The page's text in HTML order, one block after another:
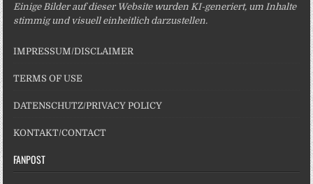
Einige Bilder auf dieser Website wurden KI-generiert, um Inhalte
stimmig und visuell einheitlich darzustellen.
IMPRESSUM/DISCLAIMER
TERMS OF USE
DATENSCHUTZ/PRIVACY POLICY
KONTAKT/CONTACT
FANPOST